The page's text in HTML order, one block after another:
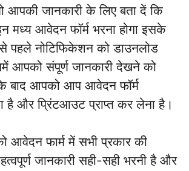
आपकी जानकारी के लिए बता दें कि
आवेदन फॉर्म भरना होगा इसके
पहले नोटिफिकेशन को डाउनलोड
आपको संपूर्ण जानकारी देखने को
बाद आपको आप आवेदन फॉर्म
है और प्रिंटआउट प्राप्त कर लेना है।
आवेदन फार्म में सभी प्रकार की
जानकारी सही-सही भरनी है और